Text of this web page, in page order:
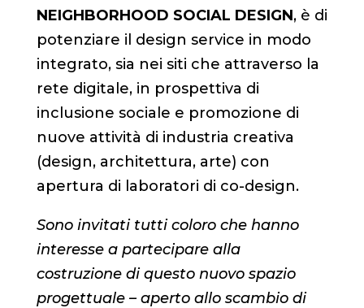
NEIGHBORHOOD SOCIAL DESIGN, è di
potenziare il design service in modo
integrato, sia nei siti che attraverso la
rete digitale, in prospettiva di
inclusione sociale e promozione di
nuove attività di industria creativa
(design, architettura, arte) con
apertura di laboratori di co-design.
Sono invitati tutti coloro che hanno
interesse a partecipare alla
costruzione di questo nuovo spazio
progettuale – aperto allo scambio di